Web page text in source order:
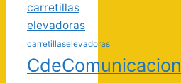
carretillas
elevadoras
carretillaselevadoras
CdeComunicacion